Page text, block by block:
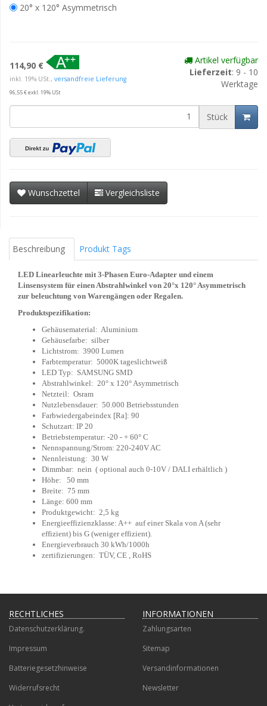
20° x 120° Asymmetrisch
114,90 €
inkl. 19% USt., versandfreie Lieferung
96,55 € exkl. 19% USt
Artikel verfügbar
Lieferzeit: 9 - 10
Werktage
Stück
Wunschzettel Vergleichsliste
Beschreibung Produkt Tags
LED Linearleuchte mit 3-Phasen Euro-Adapter und einem
Linsensystem für einen Abstrahlwinkel von 20°x 120° Asymmetrisch
zur beleuchtung von Warengängen oder Regalen.
Produktspezifikation:
Gehäusematerial: Aluminium
Gehäusefarbe: silber
Lichtstrom: 3900 Lumen
Farbtemperatur: 5000K tageslichtweiß
LED Typ: SAMSUNG SMD
Abstrahlwinkel: 20° x 120° Asymmetrisch
Netzteil: Osram
Nutzlebensdauer: 50.000 Betriebsstunden
Farbwiedergabeindex [Ra]: 90
Schutzart: IP 20
Betriebstemperatur: -20 - + 60° C
Nennspannung/Strom: 220-240V AC
Nennleistung: 30 W
Dimmbar: nein ( optional auch 0-10V / DALI erhältlich )
Höhe: 50 mm
Breite: 75 mm
Länge: 600 mm
Produktgewicht: 2,5 kg
Energieeffizienzklasse: A++ auf einer Skala von A (sehr
effizient) bis G (weniger effizient).
Energieverbrauch 30 kWh/1000h
zertifizierungen: TÜV, CE , RoHS
RECHTLICHES
Datenschutzerklärung.
Impressum
Batteriegesetzhinweise
Widerrufsrecht
INFORMATIONEN
Zahlungsarten
Sitemap
Versandinformationen
Newsletter